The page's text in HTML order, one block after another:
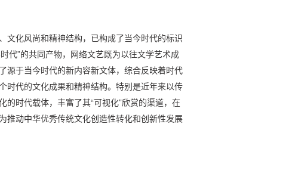
文化风尚和精神结构，已构成了当今时代的标识
代”的共同产物，网络文艺既为以往文学艺术成
源于当今时代的新内容新文体，综合反映着时代
时代的文化成果和精神结构。特别是近年来以传
的时代载体，丰富了其“可视化”欣赏的渠道，在
推动中华优秀传统文化创造性转化和创新性发展